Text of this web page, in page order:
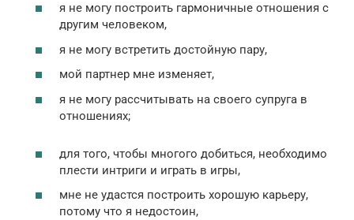
я не могу построить гармоничные отношения с
другим человеком,
я не могу встретить достойную пару,
мой партнер мне изменяет,
я не могу рассчитывать на своего супруга в
отношениях;
для того, чтобы многого добиться, необходимо
плести интриги и играть в игры,
мне не удастся построить хорошую карьеру,
потому что я недостоин,